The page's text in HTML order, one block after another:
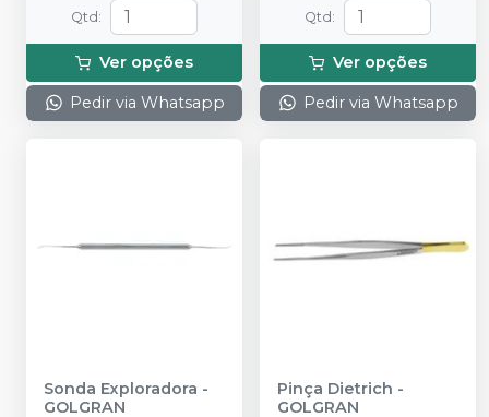
Qtd :
Ver opções
Pedir via Whatsapp
Qtd :
Ver opções
Pedir via Whatsapp
Sonda Exploradora -
GOLGRAN
Pinça Dietrich -
GOLGRAN